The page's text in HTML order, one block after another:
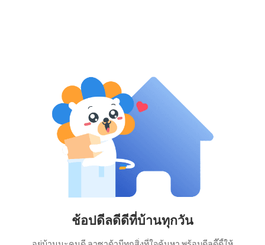
ช้อปดีลดีดีที่บ้านทุกวัน